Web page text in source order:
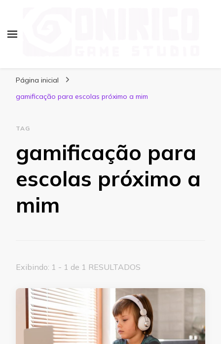
Página inicial
gamificação para escolas próximo a mim
TAG
gamificação para
escolas próximo a
mim
Exibindo: 1 - 1 de 1 RESULTADOS